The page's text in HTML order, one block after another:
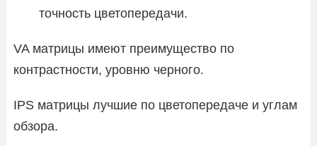
точность цветопередачи.
VA матрицы имеют преимущество по
контрастности, уровню черного.
IPS матрицы лучшие по цветопередаче и углам
обзора.